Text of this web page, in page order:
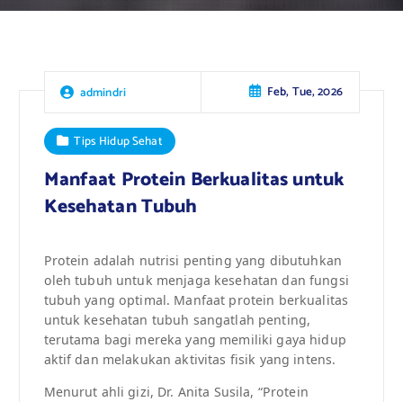
admindri Feb, Tue, 2026
Tips Hidup Sehat
Manfaat Protein Berkualitas untuk
Kesehatan Tubuh
Protein adalah nutrisi penting yang dibutuhkan
oleh tubuh untuk menjaga kesehatan dan fungsi
tubuh yang optimal. Manfaat protein berkualitas
untuk kesehatan tubuh sangatlah penting,
terutama bagi mereka yang memiliki gaya hidup
aktif dan melakukan aktivitas fisik yang intens.
Menurut ahli gizi, Dr. Anita Susila, “Protein